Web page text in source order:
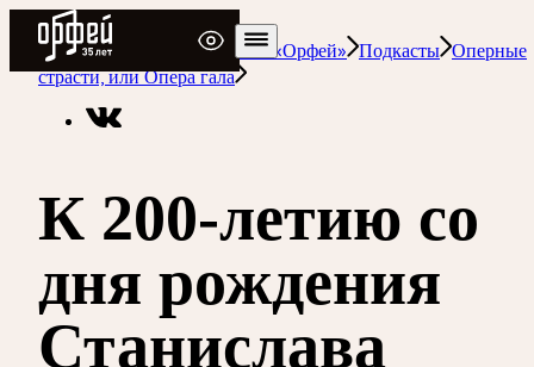
Радио Орфей
Радио классической музыки «Орфей» Подкасты Оперные
страсти, или Опера гала
К 200-летию со
дня рождения
Станислава